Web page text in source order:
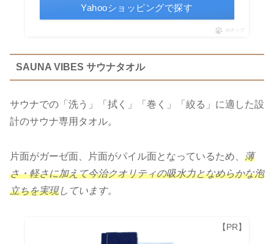
Yahooショッピングで探す
ポチップ
SAUNA VIBES サウナタオル
サウナでの「洗う」「拭く」「巻く」「絞る」に適した設
計のサウナ専用タオル。
片面がガーゼ面、片面がパイル面となっているため、 薄
さ・軽さに加えて今治クオリティの吸水力となめらかな泡
立ちを実現しています。